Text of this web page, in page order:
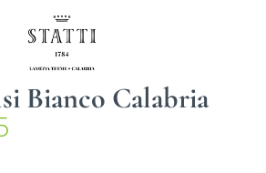
Bianco Calabria